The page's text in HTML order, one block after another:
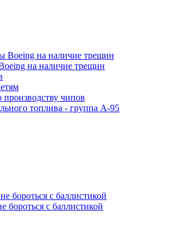
на наличие трещин
производству чипов
топлива - группа А-95
бороться с баллистикой